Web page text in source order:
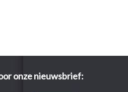
onze nieuwsbrief: